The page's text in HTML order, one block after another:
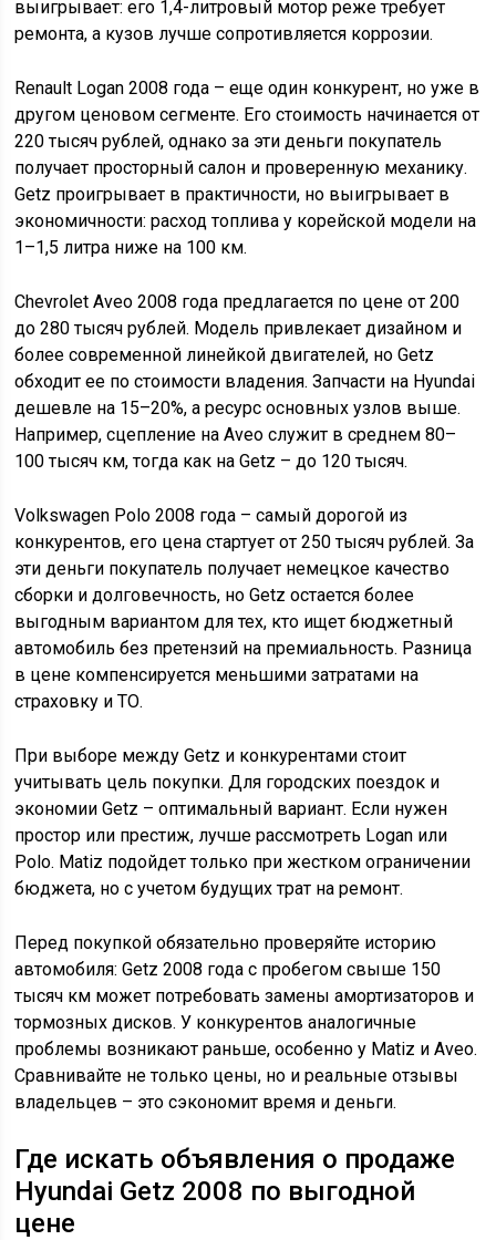
выигрывает: его 1,4-литровый мотор реже требует
ремонта, а кузов лучше сопротивляется коррозии.
Renault Logan 2008 года – еще один конкурент, но уже в
другом ценовом сегменте. Его стоимость начинается от
220 тысяч рублей, однако за эти деньги покупатель
получает просторный салон и проверенную механику.
Getz проигрывает в практичности, но выигрывает в
экономичности: расход топлива у корейской модели на
1–1,5 литра ниже на 100 км.
Chevrolet Aveo 2008 года предлагается по цене от 200
до 280 тысяч рублей. Модель привлекает дизайном и
более современной линейкой двигателей, но Getz
обходит ее по стоимости владения. Запчасти на Hyundai
дешевле на 15–20%, а ресурс основных узлов выше.
Например, сцепление на Aveo служит в среднем 80–
100 тысяч км, тогда как на Getz – до 120 тысяч.
Volkswagen Polo 2008 года – самый дорогой из
конкурентов, его цена стартует от 250 тысяч рублей. За
эти деньги покупатель получает немецкое качество
сборки и долговечность, но Getz остается более
выгодным вариантом для тех, кто ищет бюджетный
автомобиль без претензий на премиальность. Разница
в цене компенсируется меньшими затратами на
страховку и ТО.
При выборе между Getz и конкурентами стоит
учитывать цель покупки. Для городских поездок и
экономии Getz – оптимальный вариант. Если нужен
простор или престиж, лучше рассмотреть Logan или
Polo. Matiz подойдет только при жестком ограничении
бюджета, но с учетом будущих трат на ремонт.
Перед покупкой обязательно проверяйте историю
автомобиля: Getz 2008 года с пробегом свыше 150
тысяч км может потребовать замены амортизаторов и
тормозных дисков. У конкурентов аналогичные
проблемы возникают раньше, особенно у Matiz и Aveo.
Сравнивайте не только цены, но и реальные отзывы
владельцев – это сэкономит время и деньги.
Где искать объявления о продаже
Hyundai Getz 2008 по выгодной
цене